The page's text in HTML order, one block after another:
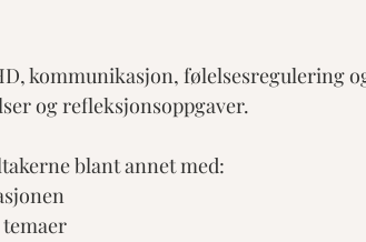
kommunikasjon, følelsesregulering
og refleksjonsoppgaver.
blant annet med: